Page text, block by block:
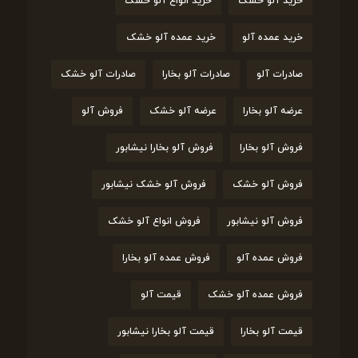
خرید عمده آلو خرید عمده آلو خشک
صادرات آلو صادرات آلو بخارا صادرات آلو خشک
عرضه آلو بخارا عرضه آلو خشک فروش آلو
فروش آلو بخارا فروش آلو بخارا نیشابور
فروش آلو خشک فروش آلو خشک نیشابور
فروش آلو نیشابور فروش انواع آلو خشک
فروش عمده آلو فروش عمده آلو بخارا
فروش عمده آلو خشک قیمت آلو
قیمت آلو بخارا قیمت آلو بخارا نیشابور